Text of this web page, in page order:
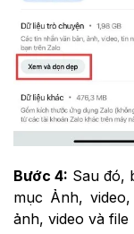
Bước 4: Sau đó,
mục Ảnh,
ảnh, video và